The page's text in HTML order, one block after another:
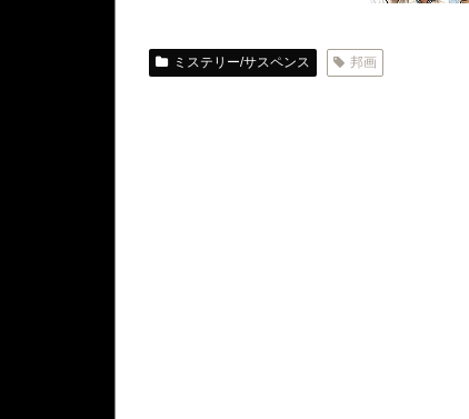
ミステリー/サスペンス 邦画